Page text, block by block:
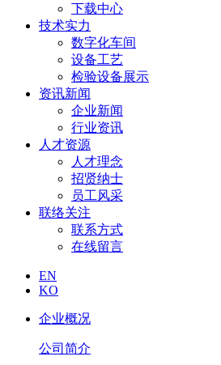
下载中心
技术实力
数字化车间
设备工艺
检验设备展示
资讯新闻
企业新闻
行业资讯
人才资源
人才理念
招贤纳士
员工风采
联络关注
联系方式
在线留言
EN
KO
企业概况
公司简介